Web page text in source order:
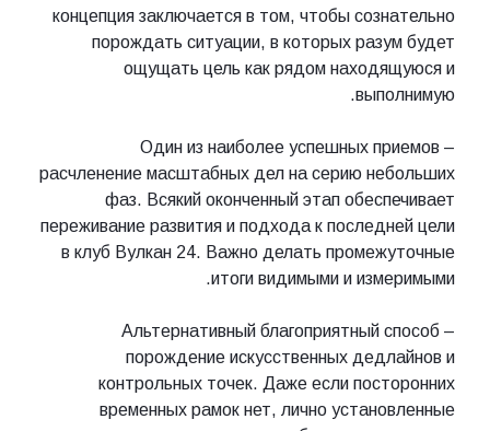
концепция заключается в том, чтобы сознательно
порождать ситуации, в которых разум будет
ощущать цель как рядом находящуюся и
выполнимую.
Один из наиболее успешных приемов –
расчленение масштабных дел на серию небольших
фаз. Всякий оконченный этап обеспечивает
переживание развития и подхода к последней цели
в клуб Вулкан 24. Важно делать промежуточные
итоги видимыми и измеримыми.
Альтернативный благоприятный способ –
порождение искусственных дедлайнов и
контрольных точек. Даже если посторонних
временных рамок нет, лично установленные